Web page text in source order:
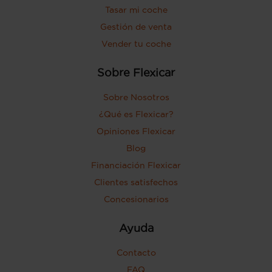
freno) y 600 kg (peso máximo
remolcable sin freno) ( medición: EU )
Puerta conductor, trasera (lado
pasajero) con bisagras delanteras
Tasar mi coche
Gestión de venta
Vender tu coche
Sobre Flexicar
Sobre Nosotros
¿Qué es Flexicar?
Opiniones Flexicar
Blog
Financiación Flexicar
Clientes satisfechos
Concesionarios
Ayuda
Contacto
FAQ